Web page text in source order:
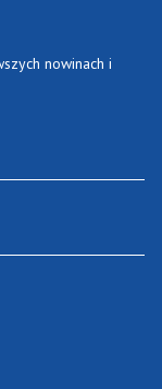
nowinach i